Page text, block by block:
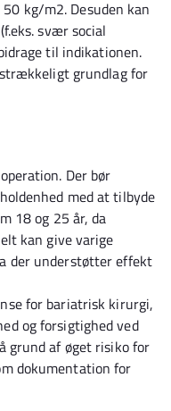
kg/m2. Desuden kan
svær social
til indikationen.
grundlag for
Der bør
med at tilbyde
18 og 25 år, da
kan give varige
der understøtter effekt
for bariatrisk kirurgi,
og forsigtighed ved
grund af øget risiko for
dokumentation for